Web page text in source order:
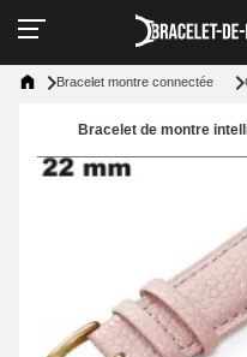
Bracelet montre connectée
Bracelet de montre